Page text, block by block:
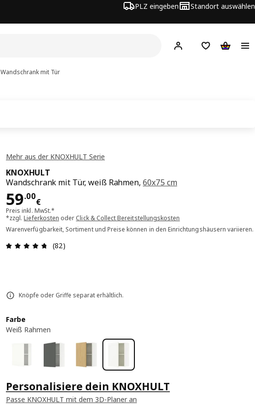
PLZ eingeben Standort auswählen
Hej! Hier einloggen
Merkzettel
Wandschrank mit Tür
Mehr aus der KNOXHULT Serie
KNOXHULT
Wandschrank mit Tür, weiß Rahmen,60x75 cm
59.00
€
Preis 59.00€
Preis inkl. MwSt.*
*zzgl.Lieferkosten oder Click & Collect Bereitstellungskosten
Warenverfügbarkeit, Sortiment und Preise können in den Einrichtungshäusern variieren.
Bewertung: 4.7 von 5 Sterne Alle Bewertungen: 82
(82)
Knöpfe oder Griffe separat erhältlich.
Farbe
Weiß Rahmen
Personalisiere dein KNOXHULT
Passe KNOXHULT mit dem 3D-Planer an